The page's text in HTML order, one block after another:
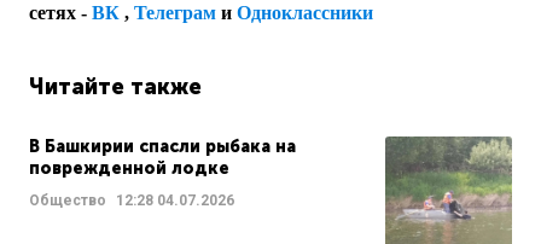
сетях - ВК , Телеграм и Одноклассники
Читайте также
В Башкирии спасли рыбака на
поврежденной лодке
Общество 12:28 04.07.2026